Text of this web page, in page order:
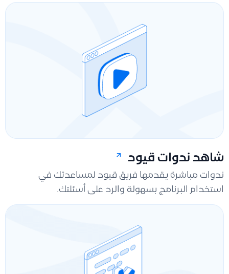
شاهد ندوات قيود
ندوات مباشرة يقدمها فريق قيود لمساعدتك في
استخدام البرنامج بسهولة والرد على أسئلتك.